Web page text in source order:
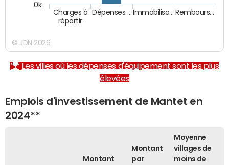
Charges à
répartir
Dépenses … Immobilisa… Rembours…
0k
© JDN 2026
Les villes où les dépenses d'équipement sont les plus
élevées
Emplois d'investissement de Mantet en
2024**
Montant
Montant
par
Moyenne
villages de
moins de